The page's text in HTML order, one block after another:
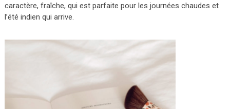
caractère, fraîche, qui est parfaite pour les journées chaudes et
l’été indien qui arrive.